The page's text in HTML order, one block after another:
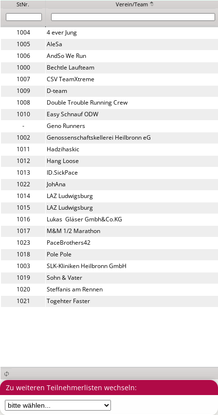
StNr. Verein/Team
1004
4 ever Jung
1005
AleSa
1006
AndSo We Run
1000
Bechtle Laufteam
1007
CSV TeamXtreme
1009
D-team
1008
Double Trouble Running Crew
1010
Easy Schnauf ODW
-
Geno Runners
1002
Genossenschaftskellerei Heilbronn eG
1011
Hadzihaskic
1012
Hang Loose
1013
ID.SickPace
1022
JohAna
1014
LAZ Ludwigsburg
1015
LAZ Ludwigsburg
1016
Lukas  Gläser Gmbh&Co.KG
1017
M&M 1/2 Marathon
1023
PaceBrothers42
1018
Pole Pole
1003
SLK-Kliniken Heilbronn GmbH
1019
Sohn & Vater
1020
Steffanis am Rennen
1021
Togehter Faster
Zu weiteren Teilnehmerlisten wechseln: